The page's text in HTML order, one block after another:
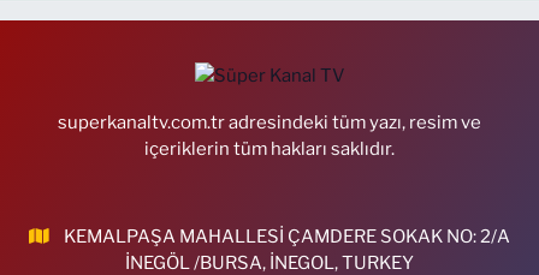
superkanaltv.com.tr adresindeki tüm yazı, resim ve
içeriklerin tüm hakları saklıdır.
KEMALPAŞA MAHALLESİ ÇAMDERE SOKAK NO: 2/A
İNEGÖL /BURSA, İNEGOL, TURKEY